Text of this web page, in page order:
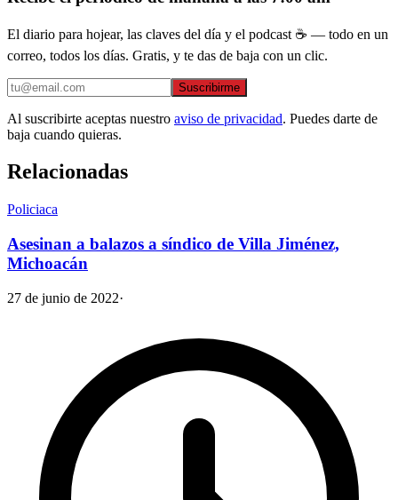
El diario para hojear, las claves del día y el podcast ☕ — todo en un
correo, todos los días. Gratis, y te das de baja con un clic.
Suscribirme
Al suscribirte aceptas nuestro aviso de privacidad. Puedes darte de
baja cuando quieras.
Relacionadas
Policiaca
Asesinan a balazos a síndico de Villa Jiménez,
Michoacán
27 de junio de 2022·